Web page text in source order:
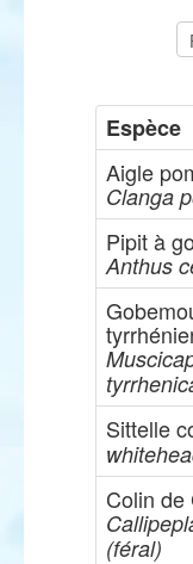
Espèce
Aigle
Clanga
Pipit à
Anthus
Sittelle
Colin de
(féral)